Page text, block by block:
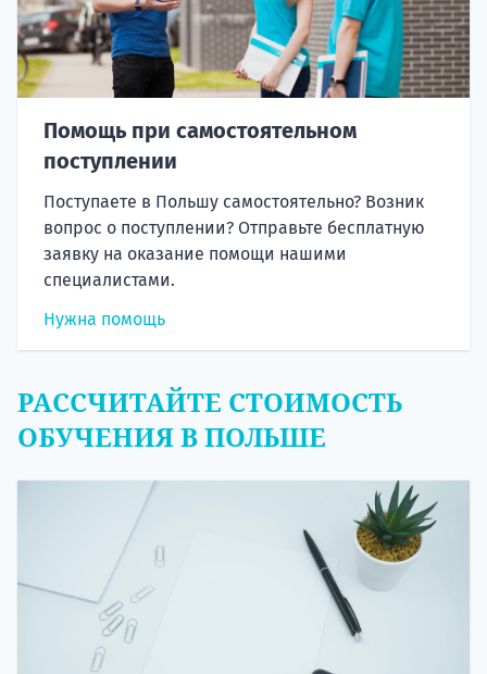
Помощь при самостоятельном
поступлении
Поступаете в Польшу самостоятельно? Возник
вопрос о поступлении? Отправьте бесплатную
заявку на оказание помощи нашими
специалистами.
Нужна помощь
РАССЧИТАЙТЕ СТОИМОСТЬ
ОБУЧЕНИЯ В ПОЛЬШЕ